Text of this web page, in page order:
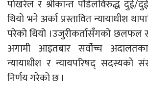
पोखरेल र श्रीकान्त पौडेलविरुद्ध दुई/
थियो भने अर्का प्रस्तावित न्यायाधीश
परेको थियो ।उजुरीकर्तासँगको
अगामी आइतबार सर्वोच्च अदालतका
न्यायाधीश र न्यायपरिषद् सदस्यको
निर्णय गरेको छ ।